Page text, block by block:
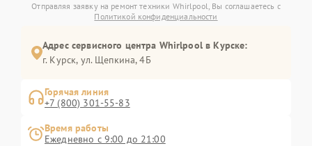
Отправляя заявку на ремонт техники Whirlpool, Вы соглашаетесь с
Политикой конфиденциальности
Адрес сервисного центра Whirlpool в Курске:
г. Курск, ул. Щепкина, 4Б
Горячая линия
+7 (800) 301-55-83
Время работы
Ежедневно с 9:00 до 21:00